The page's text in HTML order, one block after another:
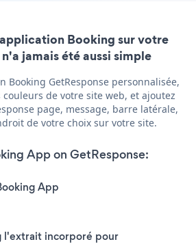
Booking sur votre
jamais été aussi simple
Booking GetResponse personnalisée,
couleurs de votre site web, et ajoutez
page, message, barre latérale,
de votre choix sur votre site.
App on GetResponse:
App
l'extrait incorporé pour